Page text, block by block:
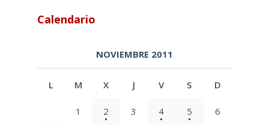
Calendario
NOVIEMBRE 2011
L M X J V S D
1 2 3 4 5 6